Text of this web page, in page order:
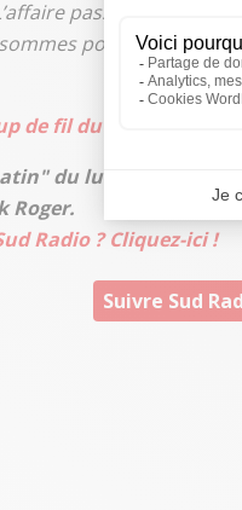
passera en
pour aider cette
de fil du matin”
du lundi au
Roger.
Radio ? Cliquez-ici !
Suivre Sud